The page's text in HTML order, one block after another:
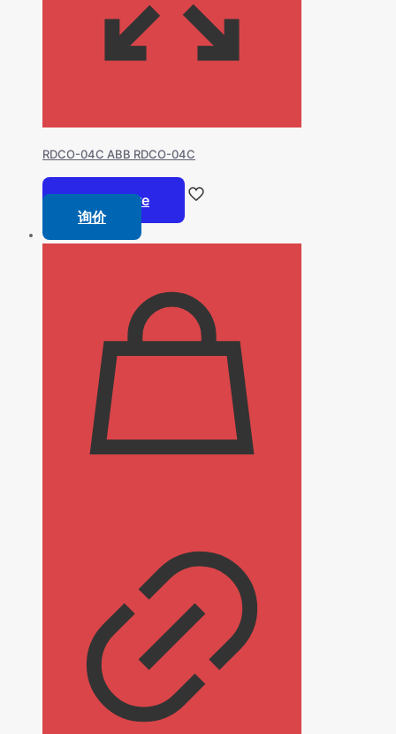
RDCO-04C ABB RDCO-04C
Read more
询价